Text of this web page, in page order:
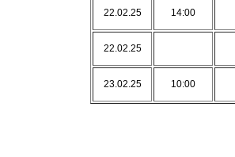
22.02.25 14:00
22.02.25
23.02.25 10:00